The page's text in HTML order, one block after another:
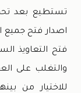
اصدار فتح جميع
فتح التعاويذ
والتغلب على
للاختيار من